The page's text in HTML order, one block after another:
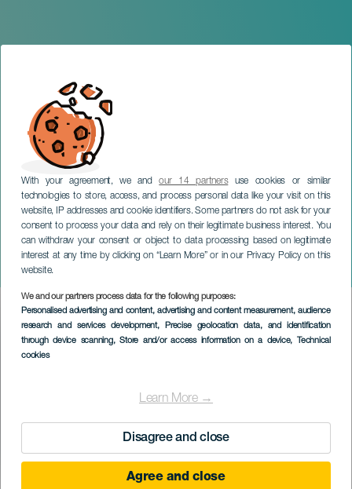
With your agreement, we andour 14 partnersuse cookies or similar
technologies to store, access, and process personal data like your visit on this
website, IP addresses and cookie identifiers. Some partners do not ask for your
consent to process your data and rely on their legitimate business interest. You
can withdraw your consent or object to data processing based on legitimate
interest at any time by clicking on “Learn More” or in our Privacy Policy on this
website.
We and our partners process data for the following purposes:
Personalised advertising and content, advertising and content measurement, audience
research and services development, Precise geolocation data, and identification
through device scanning, Store and/or access information on a device, Technical
cookies
Learn More →
Disagree and close
Agree and close
Subida del panadero
TENERIFE
Imagen
Listado